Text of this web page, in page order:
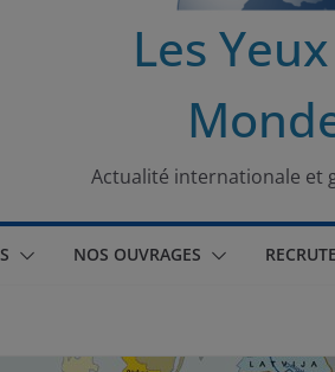
Les
Actualité internationale et
NOS OUVRAGES